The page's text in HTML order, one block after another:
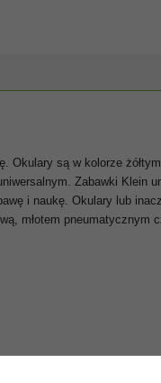
Okulary są w kolorze
Zabawki Klein
i naukę. Okulary lub
młotem pneumatycznym